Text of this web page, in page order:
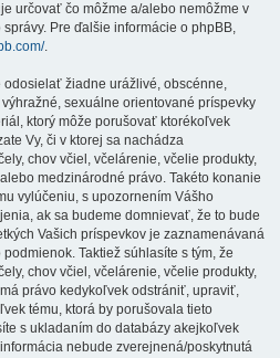
určovať čo môžme a/alebo nemôžme v
Pre ďalšie informácie o phpBB,
.
odosielať žiadne urážlivé, obscénne,
sexuálne orientované príspevky
ktorý môže porušovať ktorékoľvek
Vy, či v ktorej sa nachádza
chov včiel, včelárenie, včelie produkty,
medzinárodné právo. Takéto konanie
vylúčeniu, s upozornením Vášho
ak sa budeme domnievať, že to bude
Vašich príspevkov je zaznamenávaná
Taktiež súhlasíte s tým, že
chov včiel, včelárenie, včelie produkty,
právo kedykoľvek odstrániť, upraviť,
tému, ktorá by porušovala tieto
s ukladaním do databázy akejkoľvek
nebude zverejnená/poskytnutá